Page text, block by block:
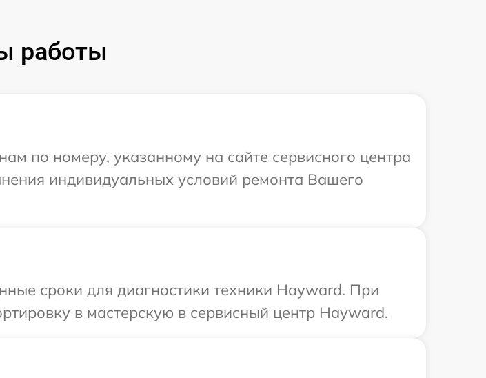
работы
по номеру, указанному на сайте сервисного центра
индивидуальных условий ремонта Вашего
сроки для диагностики техники Hayward. При
в мастерскую в сервисный центр Hayward.